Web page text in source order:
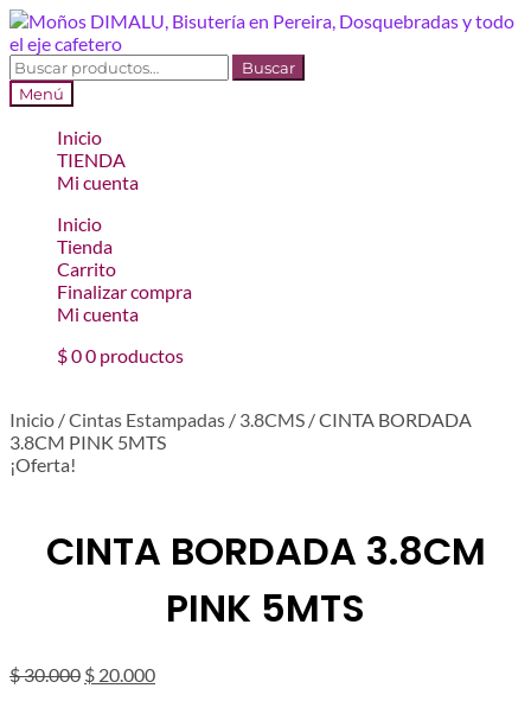
Ir
a
la
navegación
Ir
al
contenido
Buscar
por:
Buscar
Menú
Inicio
TIENDA
Mi cuenta
Inicio
Tienda
Carrito
Finalizar compra
Mi cuenta
$00 productos
Inicio /Cintas Estampadas / 3.8CMS /CINTA BORDADA
3.8CM PINK 5MTS
¡Oferta!
CINTA BORDADA 3.8CM
PINK 5MTS
$30.000 El
$ 20.000El